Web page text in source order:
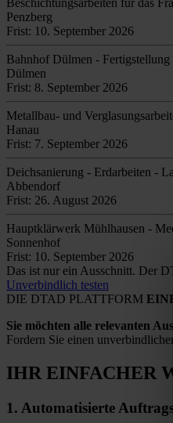
Beschichtungsarbeiten für das
Penzberg
Frist: 10. September 2026
Bahnhof Dülmen -
Dülmen
Frist: 8. September 2026
Metallbau- und
Hanau
Frist: 7. September 2026
Deichsanierung - Erdarbeiten -
Abbendorf
Frist: 26. August 2026
Hauptklärwerk Mühlhausen -
Sonnenhof
Frist: 10. September 2026
Das ist nur ein Ausschnitt. Der
Unverbindlich testen
DIE DTAD PLATTFORM
Sie möchten alle relevanten
Fordern Sie einen
IHR EINFACHER
1. Automatisierte